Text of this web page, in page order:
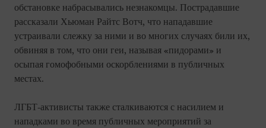
обстановке набрасывались незнакомцы. Пострадавшие
рассказали Хьюман Райтс Вотч, что нападавшие
устраивали слежку за ними и во многих случаях били их,
обвиняя в том, что они геи, называя «пидорами» и
осыпая гомофобными оскорблениями в публичных
местах.
ЛГБТ-активисты также сталкиваются с насилием и
нападками во время публичных мероприятий за